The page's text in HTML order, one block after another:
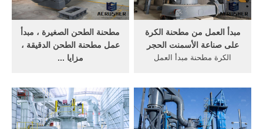
في طحن خام الحديد مع سعر
...
الرسم
مطحنة الطحن الصغيرة ، مبدأ
عمل مطحنة الطحن الدقيقة ،
مزايا ...
معدات التعدين لصنع المساحيق
الدقيقة ، المساحيق الدقيقة,
التي يتم تطبيقها على نطاق
مبدأ العمل من مطحنة الكرة
على صناعة الأسمنت الحجر
الكرة مطحنة مبدأ العمل
مطحنة مبدأ العمل جزء لكل
تريليون, تصميم فرم في صناعة
الأسمنت مبدأ العمل من